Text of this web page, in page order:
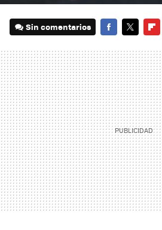
Sin comentarios